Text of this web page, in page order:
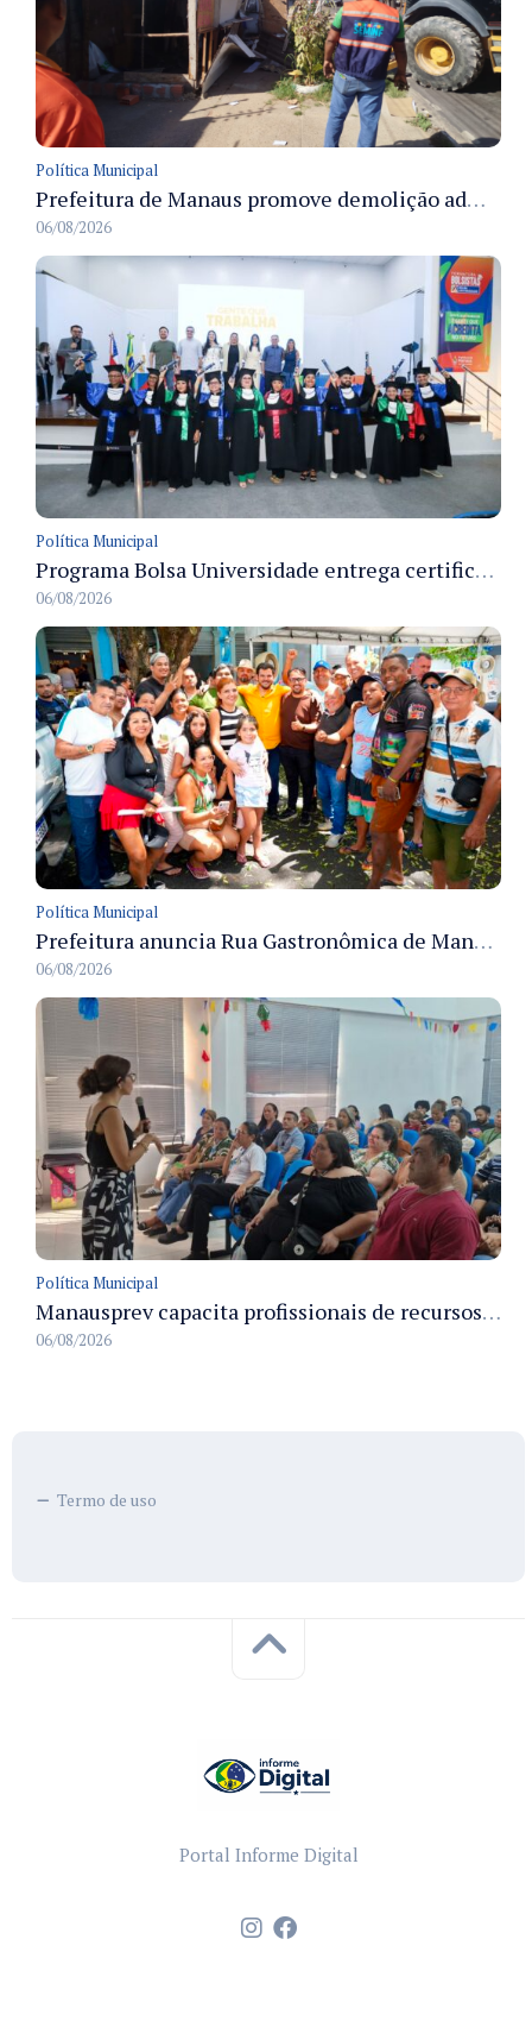
Política Municipal
Prefeitura de Manaus promove demolição administrativa de cinco estruturas que ocupavam calçada pública
06/08/2026
Política Municipal
Programa Bolsa Universidade entrega certificados a formandos em Manaus na sede do Executivo municipal
06/08/2026
Política Municipal
Prefeitura anuncia Rua Gastronômica de Manaus e garante alternativas para 54 ambulantes cadastrados
06/08/2026
Política Municipal
Manausprev capacita profissionais de recursos humanos para agilizar concessão de aposentadorias no município
06/08/2026
Termo de uso
Portal Informe Digital